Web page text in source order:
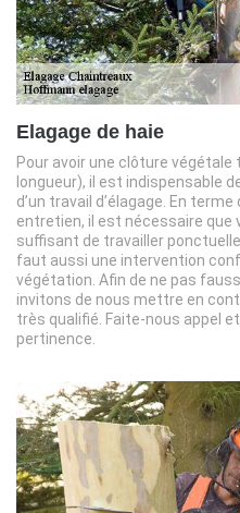
Elagage de haie
Pour avoir une clôture
longueur), il est indispensable
d’un travail d’élagage. En
entretien, il est nécessaire que
suffisant de travailler
faut aussi une intervention
végétation. Afin de ne pas
invitons de nous mettre en
très qualifié. Faite-nous appel
pertinence.